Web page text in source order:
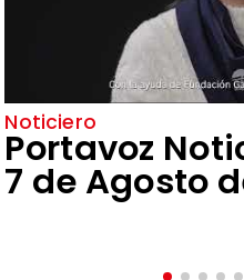
Noticiero
Portavoz
7 de Agosto